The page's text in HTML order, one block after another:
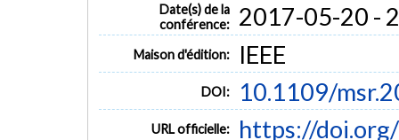
Date(s) de la
conférence:
2017-05-20 -
Maison d'édition: IEEE
DOI: 10.1109/
URL officielle: https://